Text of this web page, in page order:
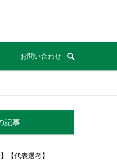
お問い合わせ
記事
【代表選考】